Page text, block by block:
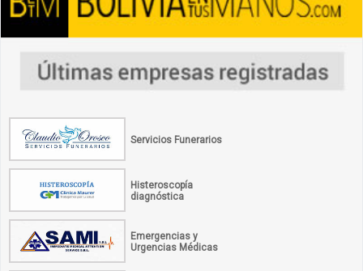
Servicios Funerarios
Histeroscopía
diagnóstica
Emergencias y
Urgencias Médicas